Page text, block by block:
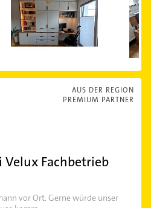
AUS DER REGION
PREMIUM PARTNER
Velux Fachbetrieb
vor Ort. Gerne würde unser